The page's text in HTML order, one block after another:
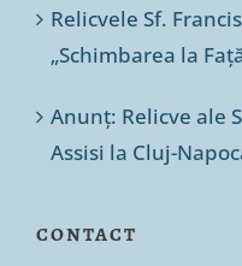
Relicvele Sf.
„Schimbarea la
Anunț: Relicve ale
Assisi la Cluj-
CONTACT